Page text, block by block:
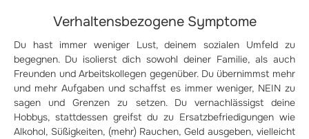
Verhaltensbezogene Symptome
Du hast immer weniger Lust, deinem sozialen Umfeld zu
begegnen. Du isolierst dich sowohl deiner Familie, als auch
Freunden und Arbeitskollegen gegenüber. Du übernimmst mehr
und mehr Aufgaben und schaffst es immer weniger, NEIN zu
sagen und Grenzen zu setzen. Du vernachlässigst deine
Hobbys, stattdessen greifst du zu Ersatzbefriedigungen wie
Alkohol, Süßigkeiten, (mehr) Rauchen, Geld ausgeben, vielleicht